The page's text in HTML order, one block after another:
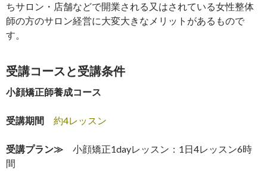
ちサロン・店舗などで開業される又はされている女性整体
師の方のサロン経営に大変大きなメリットがあるもので
す。
受講コースと受講条件
小顔矯正師養成コース
受講期間 約4レッスン
受講プラン≫ 小顔矯正1dayレッスン：1日4レッスン6時
間